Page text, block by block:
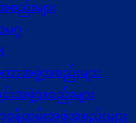
ည်းများ
ဂ္ဂ
ာအဖွဲ့အစည်းများ
းအဖွဲ့အစည်းများ
ဝန်ထမ်းအဖွဲ့အစည်းများ